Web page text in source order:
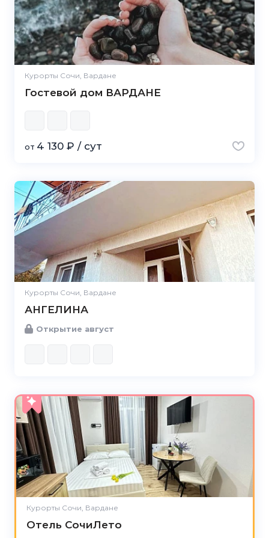
Курорты Сочи, Вардане
Гостевой дом ВАРДАНЕ
от 4 130 ₽ / сут
Курорты Сочи, Вардане
АНГЕЛИНА
Открытие август
Курорты Сочи, Вардане
Отель СочиЛето